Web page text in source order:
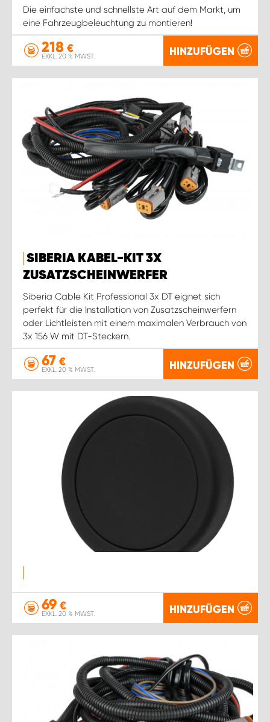
Die einfachste und schnellste Art auf dem Markt, um
eine Fahrzeugbeleuchtung zu montieren!
218 €
EXKL. 20 % MWST. HINZUFÜGEN
SIBERIA KABEL-KIT 3X
ZUSATZSCHEINWERFER
Siberia Cable Kit Professional 3x DT eignet sich
perfekt für die Installation von Zusatzscheinwerfern
oder Lichtleisten mit einem maximalen Verbrauch von
3x 156 W mit DT-Steckern.
67 €
EXKL. 20 % MWST. HINZUFÜGEN
69 €
EXKL. 20 % MWST. HINZUFÜGEN